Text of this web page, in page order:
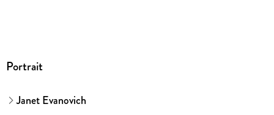
Portrait
Janet Evanovich